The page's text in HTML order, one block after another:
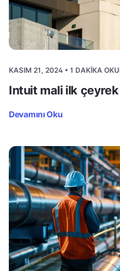
KASIM 21, 2024 • 1 DAKIKA
Intuit mali ilk çeyrek
Devamını Oku